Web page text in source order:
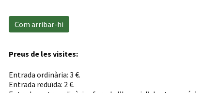
Com arribar-hi
Preus de les visites:
Entrada ordinària: 3 €.
Entrada reduïda: 2 €.